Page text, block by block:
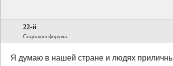
22-й
Старожил форума
Я думаю в нашей стране и людях